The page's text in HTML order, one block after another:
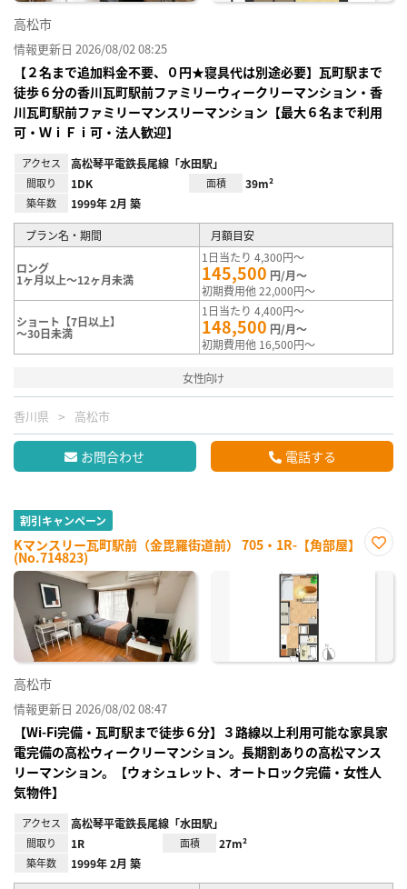
高松市
情報更新日 2026/08/02 08:25
【２名まで追加料金不要、０円★寝具代は別途必要】瓦町駅まで
徒歩６分の香川瓦町駅前ファミリーウィークリーマンション・香
川瓦町駅前ファミリーマンスリーマンション【最大６名まで利用
可・ＷｉＦｉ可・法人歓迎】
アクセス 高松琴平電鉄長尾線「水田駅」
間取り 1DK 面積 39m²
築年数 1999年 2月 築
プラン名・期間 月額目安
ロング
1ヶ月以上～12ヶ月未満
1日当たり 4,300円～
145,500 円/月～
初期費用他 22,000円～
ショート【7日以上】
～30日未満
1日当たり 4,400円～
148,500 円/月～
初期費用他 16,500円～
女性向け
香川県 高松市
お問合わせ 電話する
割引キャンペーン
Kマンスリー瓦町駅前（金毘羅街道前） 705・1R-【角部屋】
(No.714823)
に入
高松市
情報更新日 2026/08/02 08:47
【Wi-Fi完備・瓦町駅まで徒歩６分】３路線以上利用可能な家具家
電完備の高松ウィークリーマンション。長期割ありの高松マンス
リーマンション。【ウォシュレット、オートロック完備・女性人
気物件】
アクセス 高松琴平電鉄長尾線「水田駅」
間取り 1R 面積 27m²
築年数 1999年 2月 築